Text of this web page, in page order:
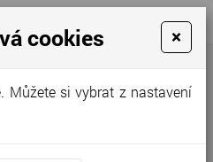
info@zeleninakovar.cz
cookies ×
Můžete si vybrat z nastavení